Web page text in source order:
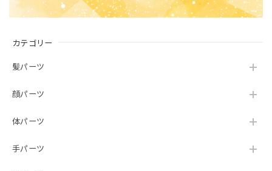
カテゴリー
髪パーツ
顔パーツ
体パーツ
手パーツ